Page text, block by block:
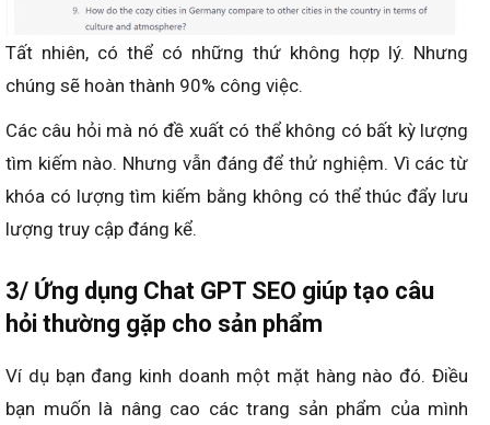
Tất nhiên, có thể có những thứ không hợp lý. Nhưng
chúng sẽ hoàn thành 90% công việc.
Các câu hỏi mà nó đề xuất có thể không có bất kỳ lượng
tìm kiếm nào. Nhưng vẫn đáng để thử nghiệm. Vì các từ
khóa có lượng tìm kiếm bằng không có thể thúc đẩy lưu
lượng truy cập đáng kể.
3/ Ứng dụng Chat GPT SEO giúp tạo câu
hỏi thường gặp cho sản phẩm
Ví dụ bạn đang kinh doanh một mặt hàng nào đó. Điều
bạn muốn là nâng cao các trang sản phẩm của mình